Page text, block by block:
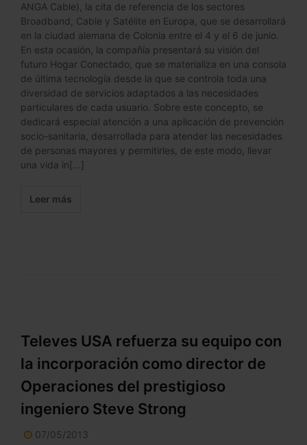
ANGA Cable), la cita de referencia de los sectores
Broadband, Cable y Satélite en Europa, que se desarrollará
en la ciudad alemana de Colonia entre el 4 y el 6 de junio.
En esta ocasión, la compañía presentará su visión del
futuro Hogar Conectado, que se materializa en una consola
de última tecnología desde la que se controla toda una
diversidad de servicios adaptados a las necesidades
particulares de cada usuario. Sobre este concepto, se
dedicará especial atención a una aplicación de prevención
socio-sanitaria, desarrollada para atender las necesidades
de personas mayores y permitirles, de este modo, llevar
una vida in[...]
Leer más
Televes USA refuerza su equipo con
la incorporación como director de
Operaciones del prestigioso
ingeniero Steve Strong
07/05/2013